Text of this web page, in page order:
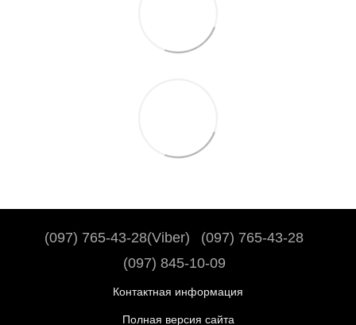
(097) 765-43-28(Viber)
(097) 765-43-28
(097) 845-10-09
Контактная информация
Полная версия сайта